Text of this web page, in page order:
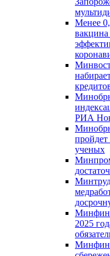
Менее
РИА
ученых
Минфин
2025
Минфин